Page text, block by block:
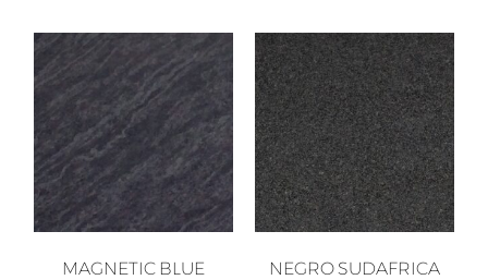
MAGNETIC BLUE NEGRO SUDAFRICA